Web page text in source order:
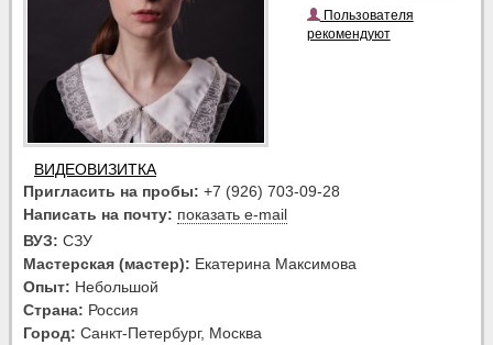
ВИДЕОВИЗИТКА
Пользователя
рекомендуют
Пригласить на пробы: +7 (926) 703-09-28
Написать на почту: показать e-mail
ВУЗ: СЗУ
Мастерская (мастер): Екатерина Максимова
Опыт: Небольшой
Страна: Россия
Город: Санкт-Петербург, Москва